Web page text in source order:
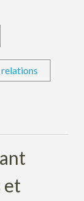
relations
et